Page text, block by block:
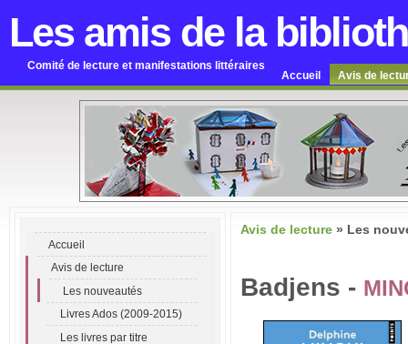
Les amis de la
Comité de lecture et manifestations littéraires
Accueil Avis de
Accueil
Avis de lecture
Les nouveautés
Livres Ados (2009-2015)
Les livres par titre
Avis de lecture » Les
Badjens -